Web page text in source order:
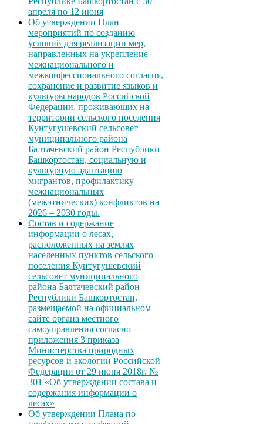
апреля по 12 июня
Об утверждении План
мероприятий по созданию
условий для реализации мер,
направленных на укрепление
межнационального и
межконфессионального согласия,
сохранение и развитие языков и
культуры народов Российской
Федерации, проживающих на
территории сельского поселения
Кунтугушевский сельсовет
муниципального района
Балтачевский район Республики
Башкортостан, социальную и
культурную адаптацию
мигрантов, профилактику
межнациональных
(межэтнических) конфликтов на
2026 – 2030 годы.
Состав и содержание
информации о лесах,
расположенных на землях
населенных пунктов сельского
поселения Кунтугушевский
сельсовет муниципального
района Балтачевский район
Республики Башкортостан,
размещаемой на официальном
сайте органа местного
самоуправления согласно
приложения 3 приказа
Министерства природных
ресурсов и экологии Российской
Федерации от 29 июня 2018г. №
301 «Об утверждении состава и
содержания информации о
лесах»
Об утверждении Плана по